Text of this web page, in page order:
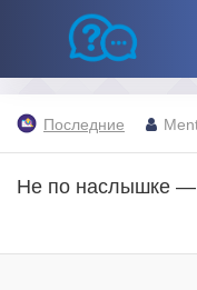
Последние
Не по наслышке —